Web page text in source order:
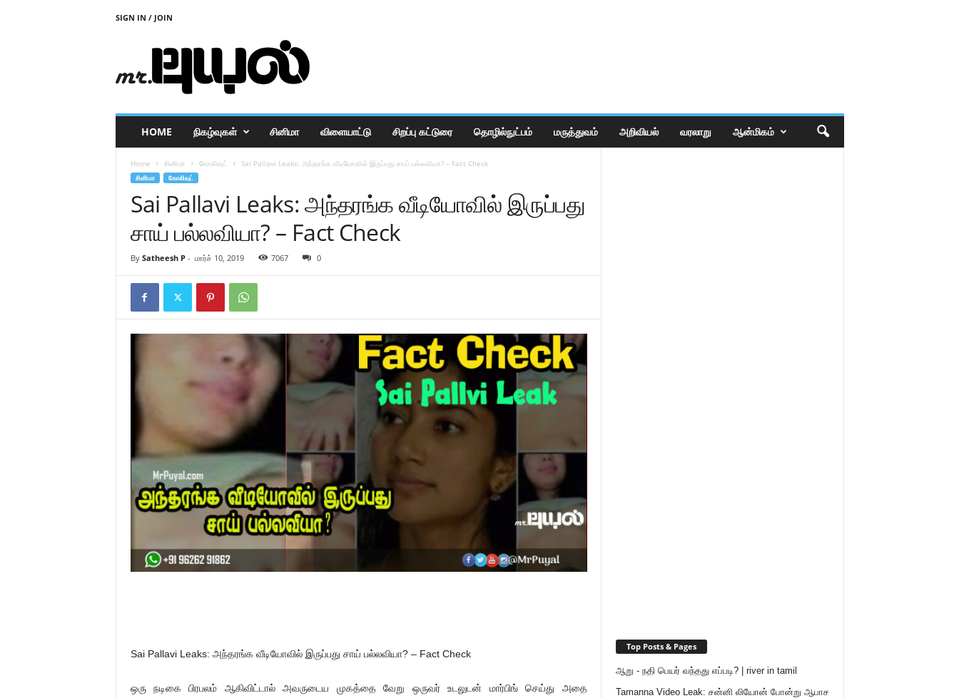
SIGN IN / JOIN
u
HOME நிகழ்வுகள் சினிமா விளையாட்டு சிறப்பு கட்டுரை தொழில்நுட்பம் மருத்துவம் அறிவியல் வரலாறு ஆன்மிகம்
Home சினிமா கோலிவுட் Sai Pallavi Leaks: அந்தரங்க வீடியோவில் இருப்பது சாய் பல்லவியா? – Fact Check
சினிமா கோலிவுட்
Sai Pallavi Leaks: அந்தரங்க வீடியோவில் இருப்பது
சாய் பல்லவியா? – Fact Check
By Satheesh P- மார்ச் 10, 2019 7067 0
Sai Pallavi Leaks: அந்தரங்க வீடியோவில் இருப்பது சாய் பல்லவியா? – Fact Check
ஒரு நடிகை பிரபலம் ஆகிவிட்டால் அவருடைய முகத்தை வேறு ஒருவர் உடலுடன் மார்பிங் செய்து அதை
Top Posts & Pages
ஆறு - நதி பெயர் வந்தது எப்படி? | river in tamil
Tamanna Video Leak: சன்னி லியோன் போன்று ஆபாச